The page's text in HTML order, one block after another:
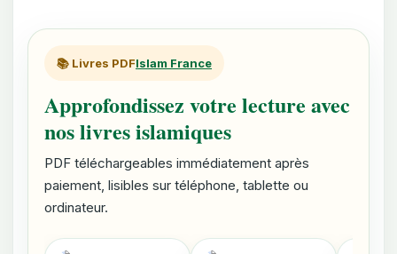
📚 Livres PDFIslam France
Approfondissez votre lecture avec
nos livres islamiques
PDF téléchargeables immédiatement après
paiement, lisibles sur téléphone, tablette ou
ordinateur.